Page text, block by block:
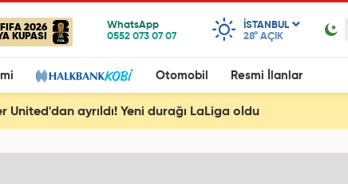
FIFA 2026
KUPASI
ISTANBUL
28° AÇIK
Otomobil Resmi İlanlar
United'dan ayrıldı! Yeni durağı LaLiga oldu